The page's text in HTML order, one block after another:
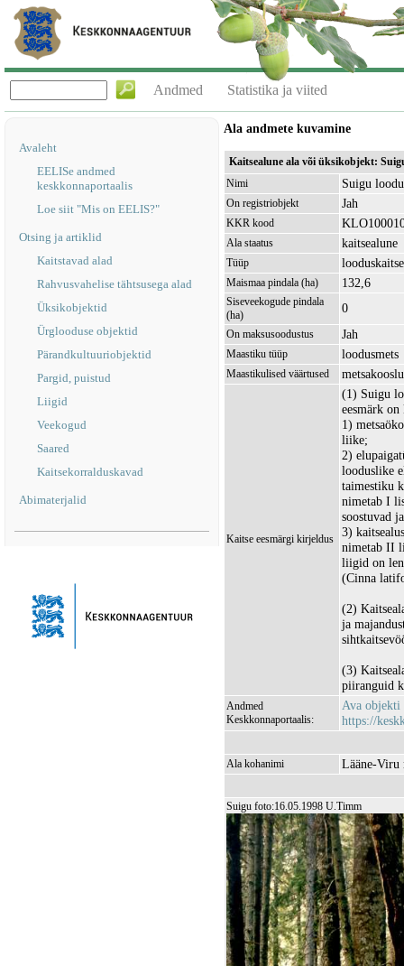
Andmed Statistika ja viited
Avaleht
EELISe andmed
keskkonnaportaalis
Loe siit "Mis on EELIS?"
Otsing ja artiklid
Kaitstavad alad
Rahvusvahelise tähtsusega alad
Üksikobjektid
Ürglooduse objektid
Pärandkultuuriobjektid
Pargid, puistud
Liigid
Veekogud
Saared
Kaitsekorralduskavad
Abimaterjalid
Ala andmete kuvamine
Kaitsealune ala või üksikobjekt:
Nimi
Suigu
On registriobjekt Jah
KKR kood
Ala staatus kaitsealune
Tüüp
Maismaa pindala (ha) 132,6
Siseveekogude pindala
(ha)
0
On maksusoodustus Jah
Maastiku tüüp loodusmets
Maastikulised väärtused
Kaitse eesmärgi kirjeldus
(1) Suigu
eesmärk on
1)
liike;
2)
looduslike
taimestiku
nimetab I
soostuvad
3)
nimetab II
liigid on
(Cinna
(2)
ja
(3)
piiranguid
Andmed
Keskkonnaportaalis:
Ava objekti
https://
Ala kohanimi Lääne-Viru
Suigu foto:16.05.1998 U.Timm